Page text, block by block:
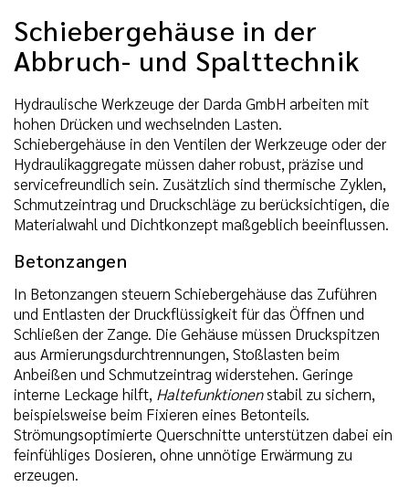
Schiebergehäuse in der
Abbruch- und Spalttechnik
Hydraulische Werkzeuge der Darda GmbH arbeiten mit
hohen Drücken und wechselnden Lasten.
Schiebergehäuse in den Ventilen der Werkzeuge oder der
Hydraulikaggregate müssen daher robust, präzise und
servicefreundlich sein. Zusätzlich sind thermische Zyklen,
Schmutzeintrag und Druckschläge zu berücksichtigen, die
Materialwahl und Dichtkonzept maßgeblich beeinflussen.
Betonzangen
In Betonzangen steuern Schiebergehäuse das Zuführen
und Entlasten der Druckflüssigkeit für das Öffnen und
Schließen der Zange. Die Gehäuse müssen Druckspitzen
aus Armierungsdurchtrennungen, Stoßlasten beim
Anbeißen und Schmutzeintrag widerstehen. Geringe
interne Leckage hilft, Haltefunktionenstabil zu sichern,
beispielsweise beim Fixieren eines Betonteils.
Strömungsoptimierte Querschnitte unterstützen dabei ein
feinfühliges Dosieren, ohne unnötige Erwärmung zu
erzeugen.